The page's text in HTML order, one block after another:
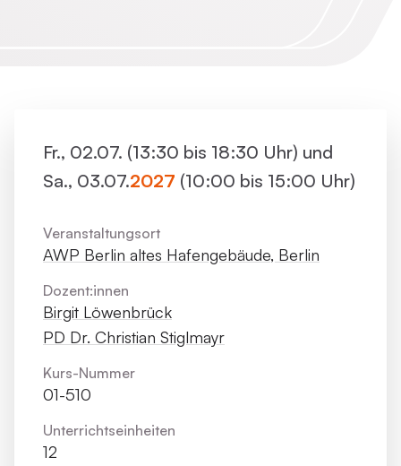
Fr., 02.07. (13:30 bis 18:30 Uhr) und
Sa., 03.07.2027 (10:00 bis 15:00 Uhr)
Veranstaltungsort
AWP Berlin altes Hafengebäude, Berlin
Dozent:innen
Birgit Löwenbrück
PD Dr. Christian Stiglmayr
Kurs-Nummer
01-510
Unterrichts­einheiten
12